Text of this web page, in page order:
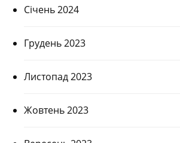
Січень 2024
Грудень 2023
Листопад 2023
Жовтень 2023